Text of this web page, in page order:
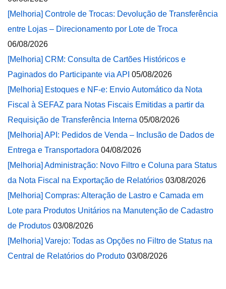
[Melhoria] Controle de Trocas: Devolução de Transferência
entre Lojas – Direcionamento por Lote de Troca
06/08/2026
[Melhoria] CRM: Consulta de Cartões Históricos e
Paginados do Participante via API 05/08/2026
[Melhoria] Estoques e NF-e: Envio Automático da Nota
Fiscal à SEFAZ para Notas Fiscais Emitidas a partir da
Requisição de Transferência Interna 05/08/2026
[Melhoria] API: Pedidos de Venda – Inclusão de Dados de
Entrega e Transportadora 04/08/2026
[Melhoria] Administração: Novo Filtro e Coluna para Status
da Nota Fiscal na Exportação de Relatórios 03/08/2026
[Melhoria] Compras: Alteração de Lastro e Camada em
Lote para Produtos Unitários na Manutenção de Cadastro
de Produtos 03/08/2026
[Melhoria] Varejo: Todas as Opções no Filtro de Status na
Central de Relatórios do Produto 03/08/2026